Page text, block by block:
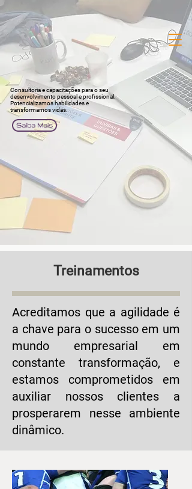
Consultoria e capacitações para o seu
desenvolvimento pessoal e profissional.
Potencializamos habilidades e
transformamos vidas.
Saiba Mais
Treinamentos
Acreditamos que a agilidade é
a chave para o sucesso em um
mundo empresarial em
constante transformação, e
estamos comprometidos em
auxiliar nossos clientes a
prosperarem nesse ambiente
dinâmico.